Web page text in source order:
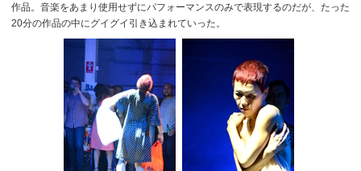
作品。音楽をあまり使用せずにパフォーマンスのみで表現するのだが、たった
20分の作品の中にグイグイ引き込まれていった。